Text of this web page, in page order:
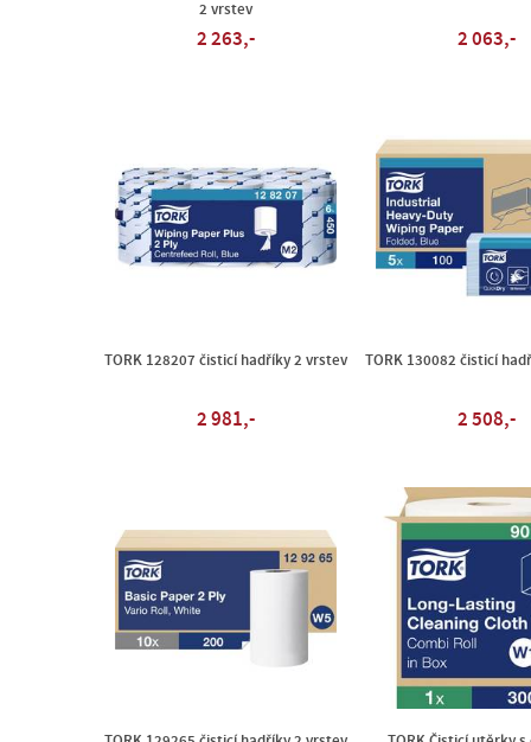
2 vrstev
2 263,- 2 063,-
TORK 128207 čisticí hadříky 2 vrstev
2 981,-
TORK 130082 čisticí
2 508,-